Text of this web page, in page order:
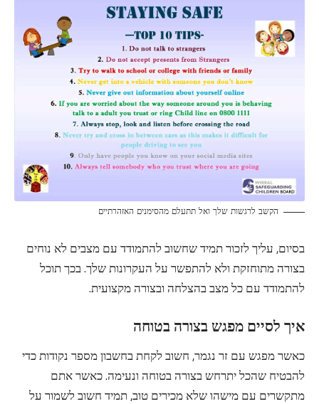
הקשב לרגשות שלך ואל תתעלם מהסימנים האזהרתיים
בסיום, עליך לזכור תמיד שחשוב להתמודד עם מצבים לא נוחים
בצורה מתוחזקת ולא להתפשר על העקרונות שלך. בכך תוכל
להתמודד עם כל מצב בהצלחה ובצורה מקצועית.
איך לסיים מפגש בצורה בטוחה
כאשר מפגש עם זר נגמר, חשוב לקחת בחשבון מספר נקודות כדי
להבטיח שהכל יתרחש בצורה בטוחה ונעימה. כאשר אתם
מתקשרים עם מישהו שלא מכירים טוב, תמיד חשוב לשמור על